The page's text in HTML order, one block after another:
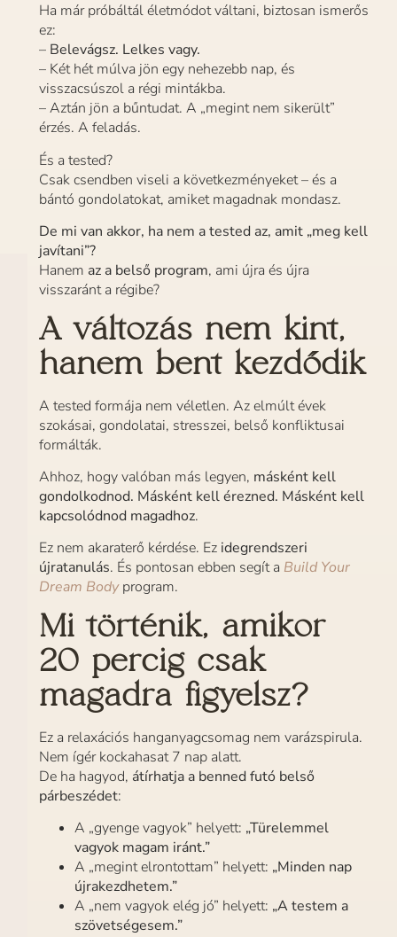
Ha már próbáltál életmódot váltani, biztosan ismerős
ez:
– Belevágsz. Lelkes vagy.
– Két hét múlva jön egy nehezebb nap, és
visszacsúszol a régi mintákba.
– Aztán jön a bűntudat. A „megint nem sikerült”
érzés. A feladás.
És a tested?
Csak csendben viseli a következményeket – és a
bántó gondolatokat, amiket magadnak mondasz.
De mi van akkor, ha nem a tested az, amit „meg kell
javítani”?
Hanem az a belső program, ami újra és újra
visszaránt a régibe?
A változás nem kint,
hanem bent kezdődik
A tested formája nem véletlen. Az elmúlt évek
szokásai, gondolatai, stresszei, belső konfliktusai
formálták.
Ahhoz, hogy valóban más legyen, másként kell
gondolkodnod. Másként kell érezned. Másként kell
kapcsolódnod magadhoz.
Ez nem akaraterő kérdése. Ez idegrendszeri
újratanulás. És pontosan ebben segít a Build Your
Dream Bodyprogram.
Mi történik, amikor
20 percig csak
magadra figyelsz?
Ez a relaxációs hanganyagcsomag nem varázspirula.
Nem ígér kockahasat 7 nap alatt.
De ha hagyod, átírhatja a benned futó belső
párbeszédet:
A „gyenge vagyok” helyett: „Türelemmel
vagyok magam iránt.”
A „megint elrontottam” helyett: „Minden nap
újrakezdhetem.”
A „nem vagyok elég jó” helyett: „A testem a
szövetségesem.”